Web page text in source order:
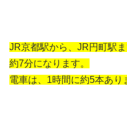
JR京都駅から、JR円町駅ま
約7分になります。
電車は、1時間に約5本あり